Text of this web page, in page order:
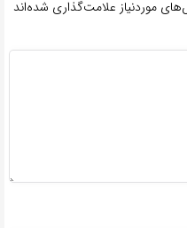
موردنیاز علامت‌گذاری شده‌اند